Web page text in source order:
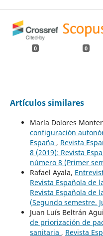
0 0
Artículos similares
María Dolores
configuración
España , Revista
8 (2019): Revista
número 8 (Primer
Rafael Ayala,
Revista Española de
Revista Española de
(Segundo semestre.
Juan Luís Beltrán
de priorización de
sanitaria , Revista